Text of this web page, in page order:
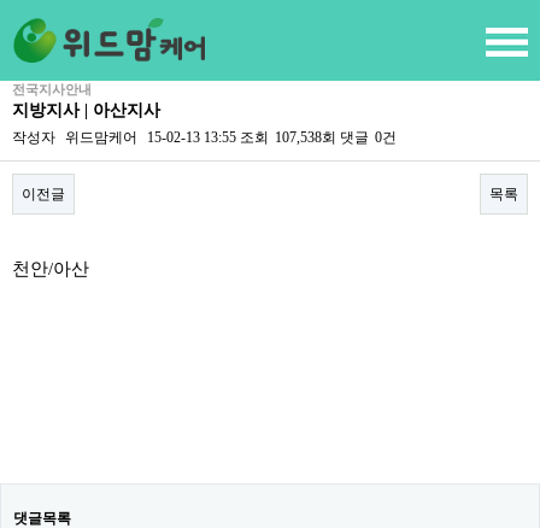
전국지사안내
지방지사 | 아산지사
작성자 위드맘케어 15-02-13 13:55 조회 107,538회 댓글 0건
이전글 목록
천안/아산
댓글목록